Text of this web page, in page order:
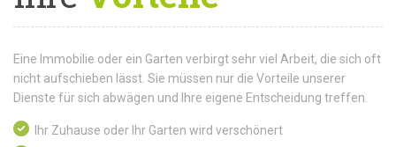
Eine Immobilie oder ein Garten verbirgt sehr viel Arbeit, die sich oft
nicht aufschieben lässt. Sie müssen nur die Vorteile unserer
Dienste für sich abwägen und Ihre eigene Entscheidung treffen.
Ihr Zuhause oder Ihr Garten wird verschönert